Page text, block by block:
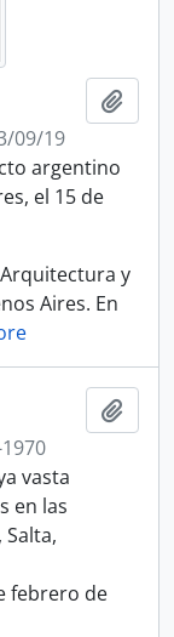
09/19
argentino
el 15 de
y
Aires. En
vasta
en las
febrero de